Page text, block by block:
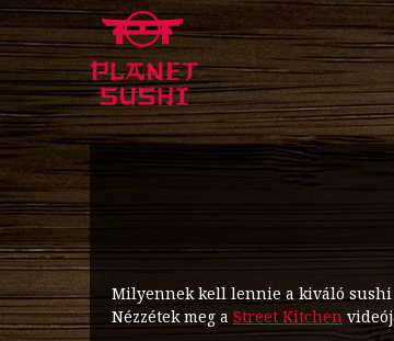
Milyennek kell lennie a kiváló sushi
Nézzétek meg a Street Kitchen